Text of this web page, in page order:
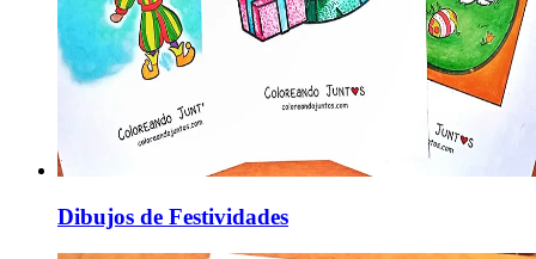
Dibujos de Festividades